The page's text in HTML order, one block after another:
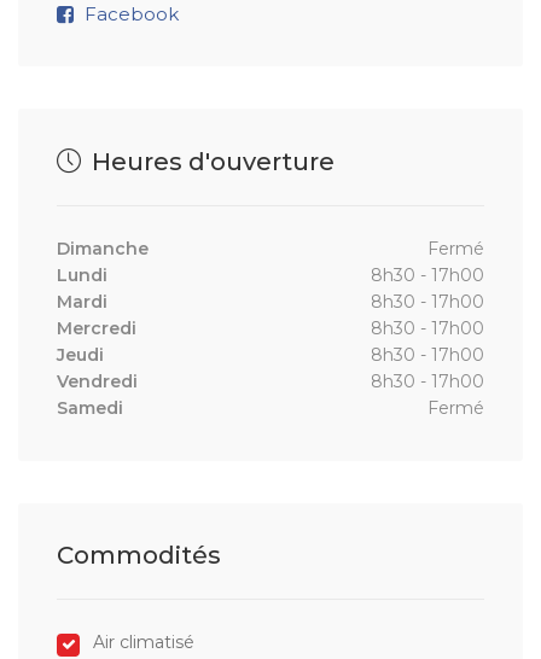
Facebook
Heures d'ouverture
Dimanche
Fermé
Lundi
8h30 - 17h00
Mardi
8h30 - 17h00
Mercredi
8h30 - 17h00
Jeudi
8h30 - 17h00
Vendredi
8h30 - 17h00
Samedi
Fermé
Commodités
Air climatisé